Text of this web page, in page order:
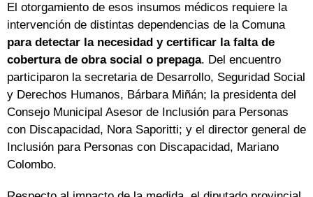
El otorgamiento de esos insumos médicos requiere la
intervención de distintas dependencias de la Comuna
para detectar la necesidad y certificar la falta de
cobertura de obra social o prepaga. Del encuentro
participaron la secretaria de Desarrollo, Seguridad Social
y Derechos Humanos, Bárbara Miñán; la presidenta del
Consejo Municipal Asesor de Inclusión para Personas
con Discapacidad, Nora Saporitti; y el director general de
Inclusión para Personas con Discapacidad, Mariano
Colombo.